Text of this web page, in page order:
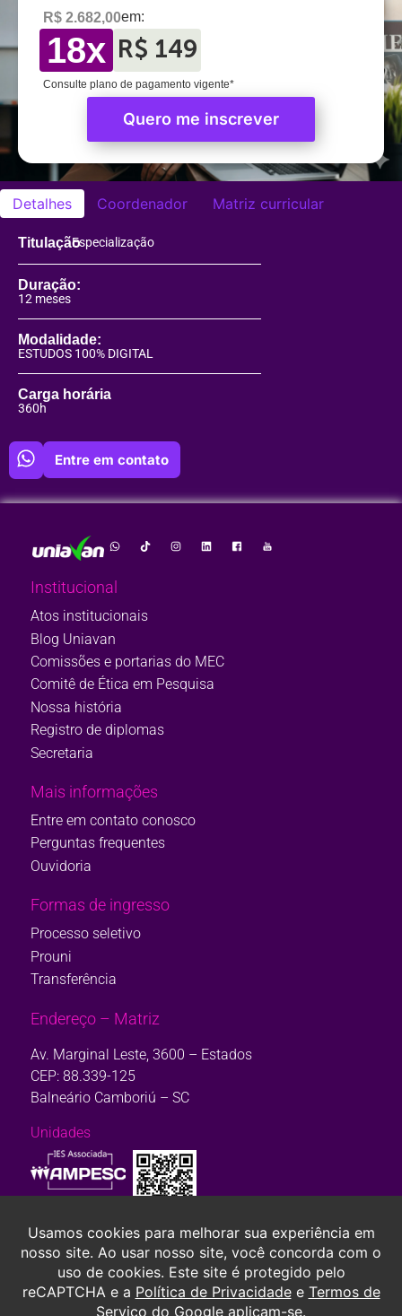
R$ 2.682,00em:
18x R$ 149
Consulte plano de pagamento vigente*
Quero me inscrever
Detalhes Coordenador Matriz curricular
TitulaçãoEspecialização
Duração:
12 meses
Modalidade:
ESTUDOS 100% DIGITAL
Carga horária
360h
Entre em contato
Institucional
Atos institucionais
Blog Uniavan
Comissões e portarias do MEC
Comitê de Ética em Pesquisa
Nossa história
Registro de diplomas
Secretaria
Mais informações
Entre em contato conosco
Perguntas frequentes
Ouvidoria
Formas de ingresso
Processo seletivo
Prouni
Transferência
Endereço – Matriz
Av. Marginal Leste, 3600 – Estados
CEP: 88.339-125
Balneário Camboriú – SC
Unidades
Consulte aqui o cadastro da Instituição no Sistema e-Mec. Ou, se
preferir,clique aqui.